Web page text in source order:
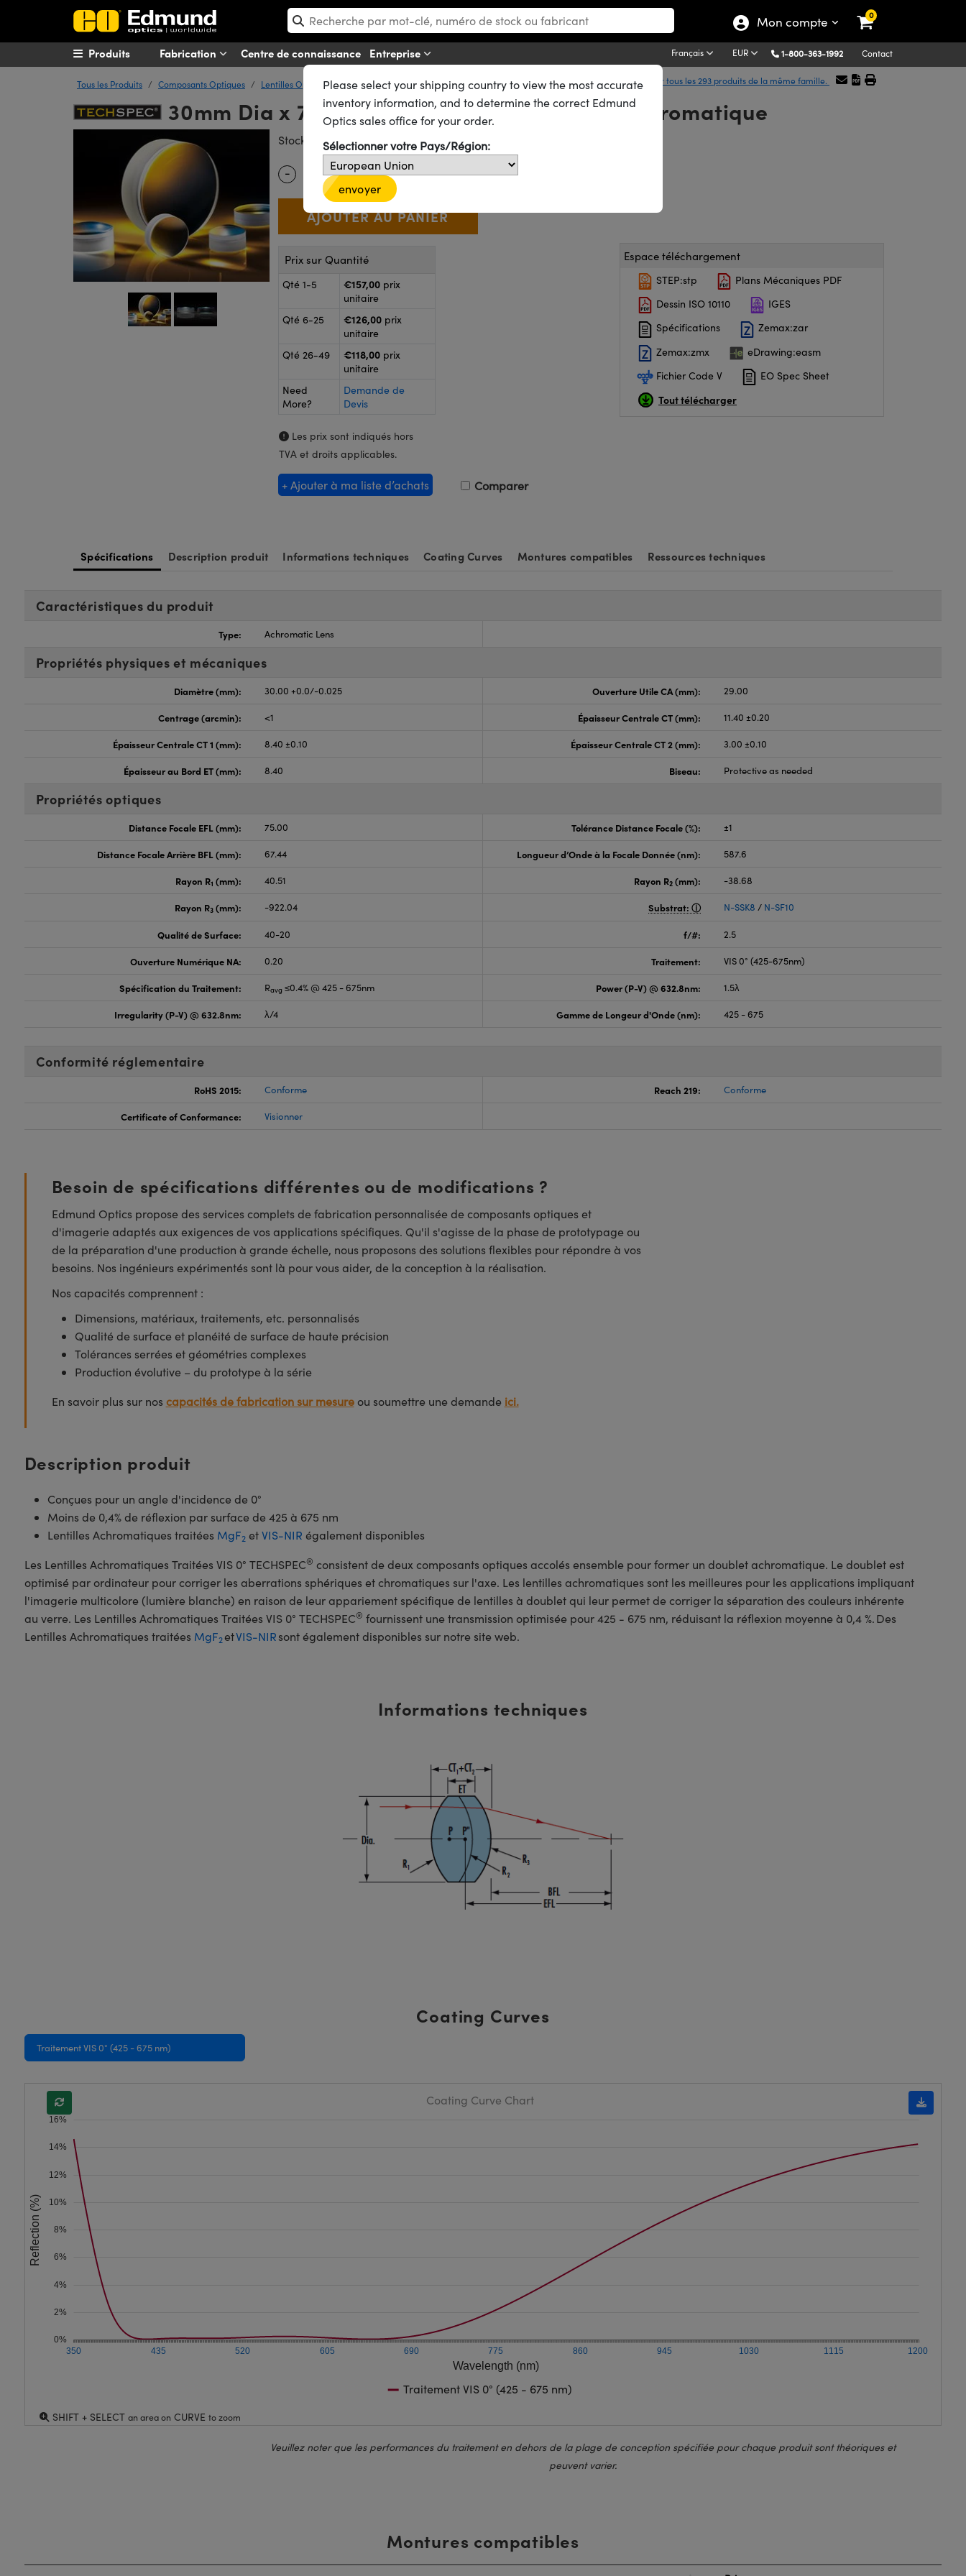
Mon compte 0
Fabrication Centre de connaissance Entreprise Français EUR 1-800-363-1992 Contact
Produits
Tous les Produits Composants Optiques Lentilles Optiques Lentilles Achromatiques Lentilles Achromatiques Traitées VIS 0° Afficher tous les 293 produits de la même famille.
30mm Dia x 75mm FL, traité VIS 0°, Lentille Achromatique
Stock #47-715 20+ In Stock D’autres traitements
Quantity Selector
- Use the plus and minus buttons to adjust the quantity.
+ €157
Prix sur Quantité
Qté 1-5 €157,00 prix
unitaire
Qté 6-25
€126,00 prix
unitaire
Qté 26-49
€118,00 prix
unitaire
Need
More?
Demande de
Devis
Les prix sont indiqués hors
TVA et droits applicables.
+ Ajouter à ma liste d’achats Comparer
Espace téléchargement
STEP:stp
Plans Mécaniques PDF
Dessin ISO 10110
IGES
Spécifications
Zemax:zar
Zemax:zmx
eDrawing:easm
Fichier Code V
EO Spec Sheet
Tout télécharger
Spécifications Description produit Informations techniques Coating Curves Montures compatibles Ressources techniques
Caractéristiques du produit
Type: Achromatic Lens
Propriétés physiques et mécaniques
Diamètre (mm): 30.00 +0.0/-0.025 Ouverture Utile CA (mm): 29.00
Centrage (arcmin): <1 Épaisseur Centrale CT (mm): 11.40 ±0.20
Épaisseur Centrale CT 1 (mm): 8.40 ±0.10 Épaisseur Centrale CT 2 (mm): 3.00 ±0.10
Épaisseur au Bord ET (mm): 8.40 Biseau: Protective as needed
Propriétés optiques
Distance Focale EFL (mm): 75.00 Tolérance Distance Focale (%): ±1
Distance Focale Arrière BFL (mm): 67.44 Longueur d’Onde à la Focale Donnée (nm): 587.6
Rayon R1 (mm): 40.51 Rayon R2 (mm): -38.68
Rayon R3 (mm): -922.04 Substrat: N-SSK8 / N-SF10
Qualité de Surface: 40-20 f/#: 2.5
Ouverture Numérique NA: 0.20 Traitement: VIS 0° (425-675nm)
Spécification du Traitement: Ravg ≤0.4% @ 425 - 675nm Power (P-V) @ 632.8nm: 1.5λ
Irregularity (P-V) @ 632.8nm: λ/4 Gamme de Longeur d'Onde (nm): 425 - 675
Conformité réglementaire
RoHS 2015: Conforme Reach 219: Conforme
Certificate of Conformance: Visionner
Besoin de spécifications différentes ou de modifications ?
Edmund Optics propose des services complets de fabrication personnalisée de composants optiques et
d'imagerie adaptés aux exigences de vos applications spécifiques. Qu'il s'agisse de la phase de prototypage ou
de la préparation d'une production à grande échelle, nous proposons des solutions flexibles pour répondre à vos
besoins. Nos ingénieurs expérimentés sont là pour vous aider, de la conception à la réalisation.
Nos capacités comprennent :
Dimensions, matériaux, traitements, etc. personnalisés
Qualité de surface et planéité de surface de haute précision
Tolérances serrées et géométries complexes
Production évolutive – du prototype à la série
En savoir plus sur nos capacités de fabrication sur mesureou soumettre une demande ici.
Description produit
Conçues pour un angle d'incidence de 0°
Moins de 0,4% de réflexion par surface de 425 à 675 nm
Lentilles Achromatiques traitées MgF2etVIS-NIR également disponibles
Les Lentilles Achromatiques Traitées VIS 0° TECHSPEC® consistent de deux composants optiques accolés ensemble pour former un doublet achromatique. Le doublet est
optimisé par ordinateur pour corriger les aberrations sphériques et chromatiques sur l'axe. Les lentilles achromatiques sont les meilleures pour les applications impliquant
l'imagerie multicolore (lumière blanche) en raison de leur appariement spécifique de lentilles à doublet qui leur permet de corriger la séparation des couleurs inhérente
au verre. Les Lentilles Achromatiques Traitées VIS 0° TECHSPEC® fournissent une transmission optimisée pour 425 - 675 nm, réduisant la réflexion moyenne à 0,4 %. Des
Lentilles Achromatiques traitées MgF2etVIS-NIRsont également disponibles sur notre site web.
Informations techniques
Coating Curves
Traitement VIS 0° (425 - 675 nm)
Wavelength (nm)
350 435 520 605 690 775 860 945 1030 1115 1200
0%
2%
4%
6%
8%
10%
12%
14%
16%
Reflection (%)
Coating Curve Chart
Traitement VIS 0° (425 - 675 nm)
SHIFT + SELECT an area on CURVE to zoom
Veuillez noter que les performances du traitement en dehors de la plage de conception spécifiée pour chaque produit sont théoriques et
peuvent varier.
Montures compatibles
Please select your shipping country to view the most accurate
inventory information, and to determine the correct Edmund
Optics sales office for your order.
Sélectionner votre Pays/Région:
envoyer